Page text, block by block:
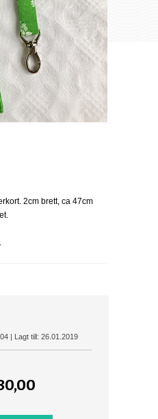
2cm brett, ca 47cm
| Lagt till: 26.01.2019